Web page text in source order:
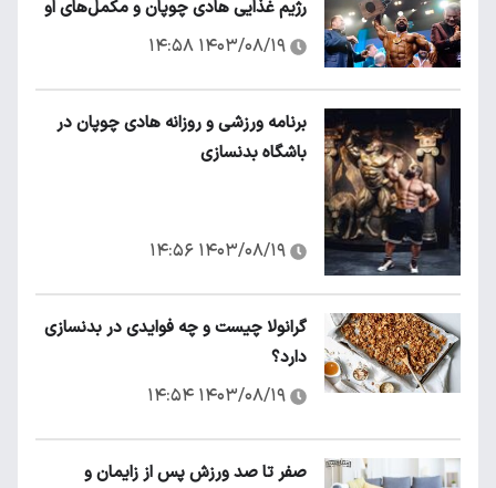
رژیم غذایی هادی چوپان و مکمل‌های او
۱۴۰۳/۰۸/۱۹ ۱۴:۵۸
برنامه ورزشی و روزانه هادی چوپان در
باشگاه بدنسازی
۱۴۰۳/۰۸/۱۹ ۱۴:۵۶
گرانولا چیست و چه فوایدی در بدنسازی
دارد؟
۱۴۰۳/۰۸/۱۹ ۱۴:۵۴
صفر تا صد ورزش پس از زایمان و